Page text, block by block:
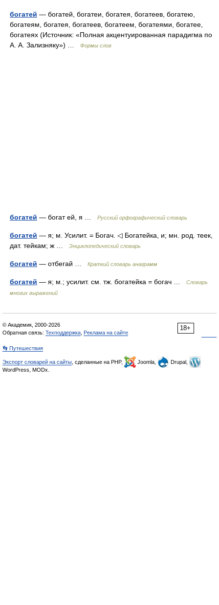
богатей — богатей, богатеи, богатея, богатеев, богатею,
богатеям, богатея, богатеев, богатеем, богатеями, богатее,
богатеях (Источник: «Полная акцентуированная парадигма по
А. А. Зализняку») …
Формы слов
богатей — богат ей, я … Русский орфографический словарь
богатей — я; м. Усилит. = Богач. ◁ Богатейка, и; мн. род. теек,
дат. тейкам; ж …
Энциклопедический словарь
богатей — отбегай … Краткий словарь анаграмм
богатей — я; м.; усилит. см. тж. богатейка = богач …
Словарь
многих выражений
18+
© Академик, 2000-2026
Обратная связь: Техподдержка Реклама на сайте
👣 Путешествия
Экспорт словарей на сайты , сделанные на PHP, Joomla,
Drupal,
WordPress, MODx.